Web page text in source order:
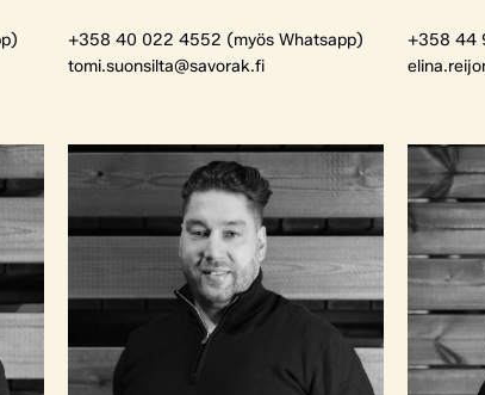
+358 40 022 4552 (myös Whatsapp)
tomi.suonsilta@savorak.fi
+358 44